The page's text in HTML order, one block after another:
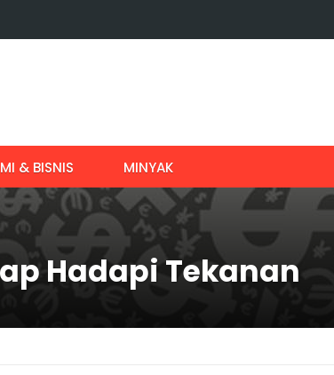
& BISNIS MINYAK
Hadapi Tekanan